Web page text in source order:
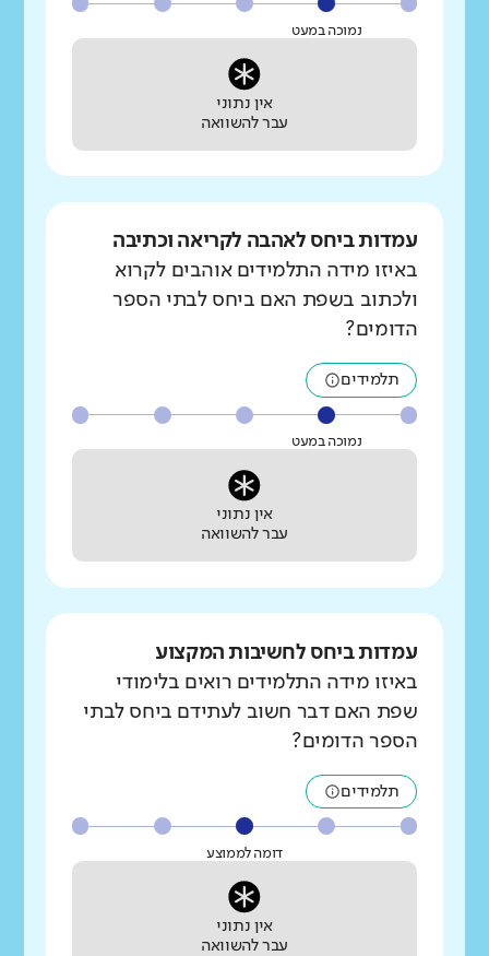
נמוכה במעט
אין נתוני
עבר להשוואה
עמדות ביחס לאהבה לקריאה וכתיבה
באיזו מידה התלמידים אוהבים לקרוא
ולכתוב בשפת האם ביחס לבתי הספר
הדומים?
תלמידים
נמוכה במעט
אין נתוני
עבר להשוואה
עמדות ביחס לחשיבות המקצוע
באיזו מידה התלמידים רואים בלימודי
שפת האם דבר חשוב לעתידם ביחס לבתי
הספר הדומים?
תלמידים
דומה לממוצע
אין נתוני
עבר להשוואה